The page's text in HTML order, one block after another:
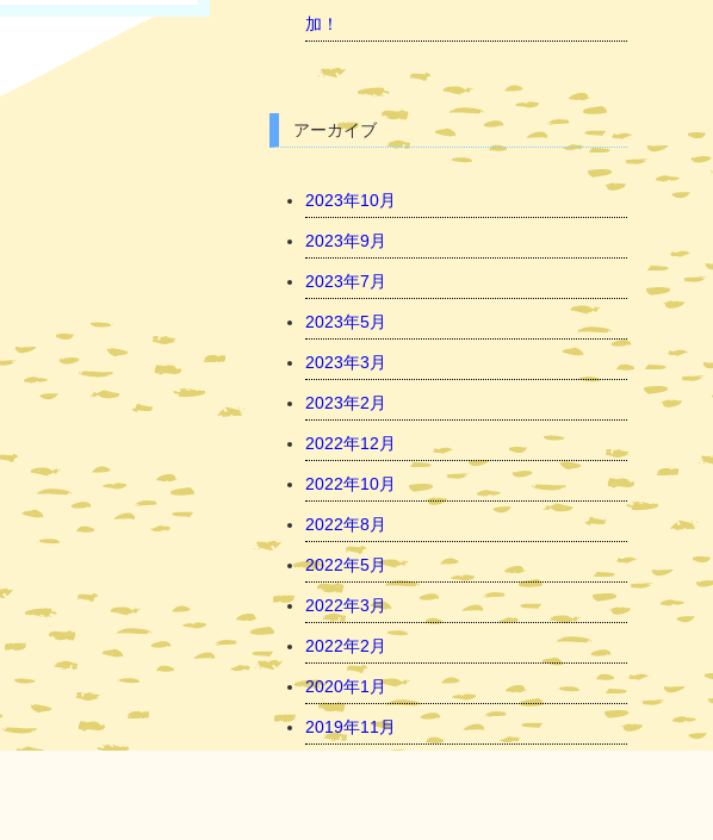
加！
アーカイブ
2023年10月
2023年9月
2023年7月
2023年5月
2023年3月
2023年2月
2022年12月
2022年10月
2022年8月
2022年5月
2022年3月
2022年2月
2020年1月
2019年11月